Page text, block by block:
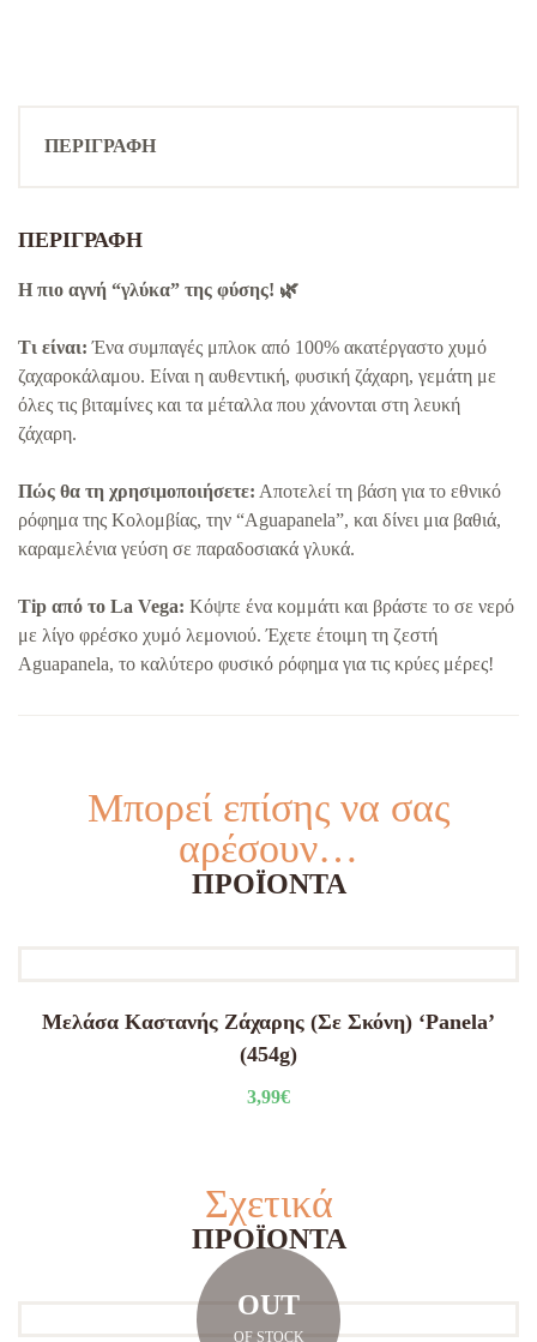
ΠΕΡΙΓΡΑΦΉ
ΠΕΡΙΓΡΑΦΉ
Η πιο αγνή “γλύκα” της φύσης! 🌿
Τι είναι: Ένα συμπαγές μπλοκ από 100% ακατέργαστο χυμό
ζαχαροκάλαμου. Είναι η αυθεντική, φυσική ζάχαρη, γεμάτη με
όλες τις βιταμίνες και τα μέταλλα που χάνονται στη λευκή
ζάχαρη.
Πώς θα τη χρησιμοποιήσετε: Αποτελεί τη βάση για το εθνικό
ρόφημα της Κολομβίας, την “Aguapanela”, και δίνει μια βαθιά,
καραμελένια γεύση σε παραδοσιακά γλυκά.
Tip από το La Vega: Κόψτε ένα κομμάτι και βράστε το σε νερό
με λίγο φρέσκο χυμό λεμονιού. Έχετε έτοιμη τη ζεστή
Aguapanela, το καλύτερο φυσικό ρόφημα για τις κρύες μέρες!
Μπορεί επίσης να σας
αρέσουν…
ΠΡΟΪΌΝΤΑ
Μελάσα Καστανής Ζάχαρης (Σε Σκόνη) ‘Panela’
(454g)
3,99€
Σχετικά
ΠΡΟΪΌΝΤΑ
OUT
OF STOCK